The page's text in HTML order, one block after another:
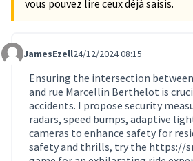
vous pouvez lire ceux déjà saisis.
Commentaire 969
JamesEzell24/12/2024 08:15
Ensuring the intersection
and rue Marcellin Berthelot is
accidents. I propose security
radars, speed bumps, adaptive
cameras to enhance safety for
safety and thrills, try the https://